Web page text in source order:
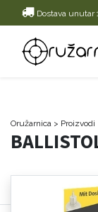
Dostava unutar
Oružarnica > Proizvodi